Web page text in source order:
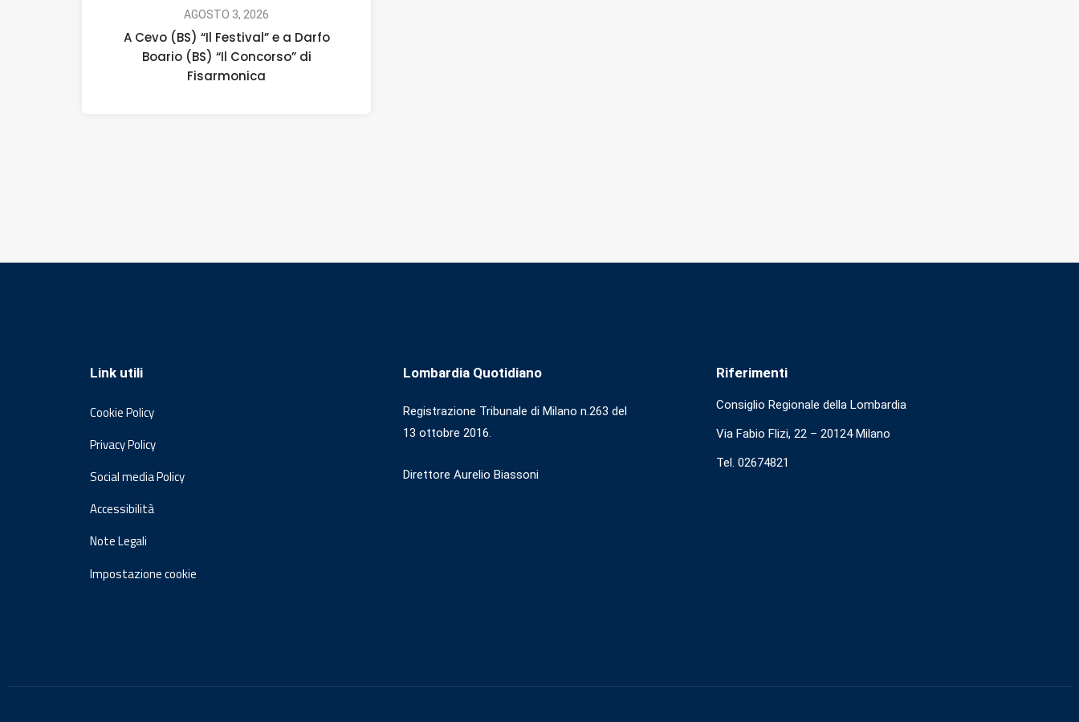
AGOSTO 3, 2026
A Cevo (BS) “Il Festival” e a Darfo
Boario (BS) “Il Concorso” di
Fisarmonica
Link utili
Cookie Policy
Privacy Policy
Social media Policy
Accessibilità
Note Legali
Impostazione cookie
Lombardia Quotidiano
Registrazione Tribunale di Milano n.263 del
13 ottobre 2016.
Direttore Aurelio Biassoni
Riferimenti
Consiglio Regionale della Lombardia
Via Fabio Flizi, 22 – 20124 Milano
Tel. 02674821